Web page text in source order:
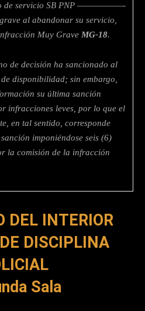
de servicio SB PNP ——————-
al abandonar su servicio,
Muy Grave MG-18.
de decisión ha sancionado al
disponibilidad; sin embargo,
su última sanción
infracciones leves, por lo que el
en tal sentido, corresponde
imponiéndose seis (6)
la comisión de la infracción
DEL INTERIOR
DISCIPLINA
Sala